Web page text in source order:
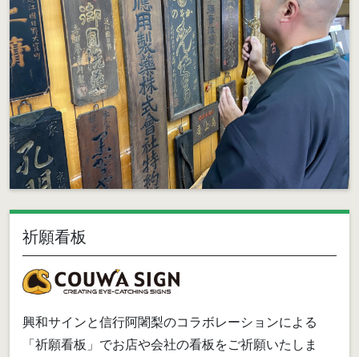
祈願看板
興和サインと信行阿闍梨のコラボレーションによる
「祈願看板」でお店や会社の看板をご祈願いたしま